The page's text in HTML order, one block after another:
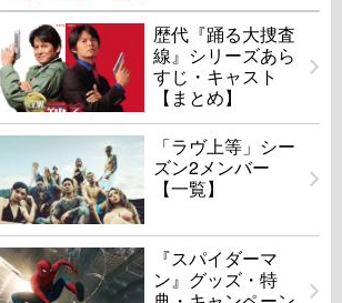
歴代『踊る大捜査
線』シリーズあら
すじ・キャスト
【まとめ】
「ラヴ上等」シー
ズン2メンバー
【一覧】
『スパイダーマ
ン』グッズ・特